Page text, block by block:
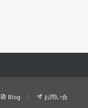
Blog
お問い合